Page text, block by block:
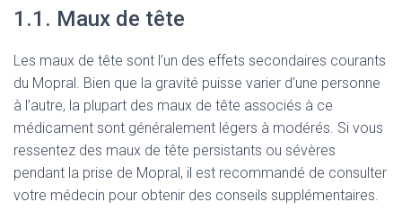
1.1. Maux de tête
Les maux de tête sont l’un des effets secondaires courants
du Mopral. Bien que la gravité puisse varier d’une personne
à l’autre, la plupart des maux de tête associés à ce
médicament sont généralement légers à modérés. Si vous
ressentez des maux de tête persistants ou sévères
pendant la prise de Mopral, il est recommandé de consulter
votre médecin pour obtenir des conseils supplémentaires.